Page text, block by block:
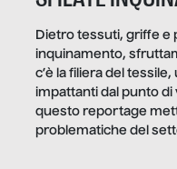
Dietro tessuti, griffe e
inquinamento,
c’è la filiera del
impattanti dal punto di
questo reportage
problematiche del